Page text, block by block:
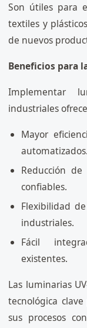
Son útiles para
textiles y
de nuevos
Beneficios para
Implementar
industriales
Mayor
automatizados.
Reducción
confiables.
Flexibilidad
industriales.
Fácil
existentes.
Las luminarias
tecnológica
sus procesos